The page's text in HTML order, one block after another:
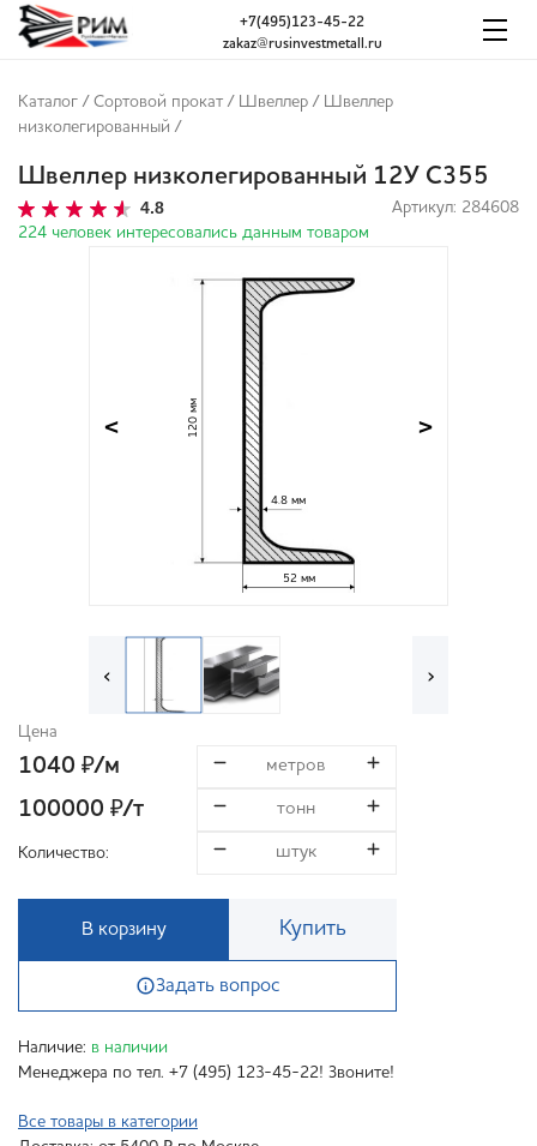
zakaz@rusinvestmetall.ru
+7(495)123-45-22
Каталог / Сортовой прокат / Швеллер / Швеллер
низколегированный /
Швеллер низколегированный 12У С355
4.8
Артикул: 284608
224 человек интересовались данным товаром
120 мм
52 мм
4.8 мм
< >
‹ ›
Цена
1040 ₽/м
100000 ₽/т
Количество:
В корзину Купить
Задать вопрос
Наличие: в наличии
Менеджера по тел. +7 (495) 123-45-22! Звоните!
Все товары в категории